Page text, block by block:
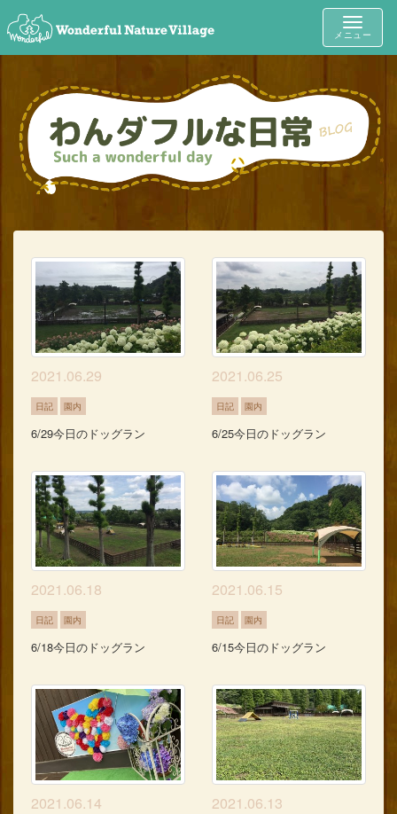
Toggle
メニュー
2021.06.29
日記 園内
6/29今日のドッグラン
2021.06.25
日記 園内
6/25今日のドッグラン
2021.06.18
日記 園内
6/18今日のドッグラン
2021.06.15
日記 園内
6/15今日のドッグラン
2021.06.14 2021.06.13